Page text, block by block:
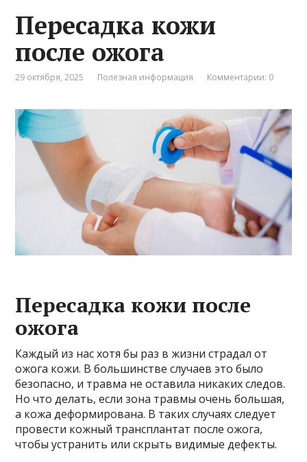
Пересадка кожи
после ожога
29 октября, 2025 Полезная информация Комментарии: 0
Пересадка кожи после
ожога
Каждый из нас хотя бы раз в жизни страдал от
ожога кожи. В большинстве случаев это было
безопасно, и травма не оставила никаких следов.
Но что делать, если зона травмы очень большая,
а кожа деформирована. В таких случаях следует
провести кожный трансплантат после ожога,
чтобы устранить или скрыть видимые дефекты.